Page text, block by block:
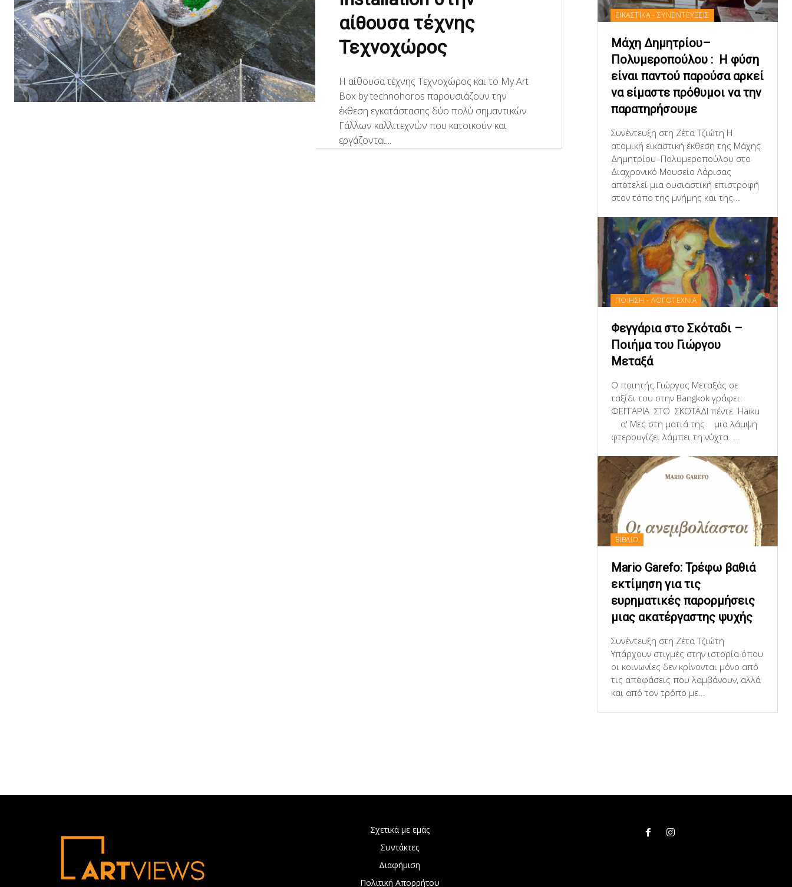
αίθουσα τέχνης
Τεχνοχώρος
Η αίθουσα τέχνης Τεχνοχώρος και το My Art
Box by technohoros παρουσιάζουν την
έκθεση εγκατάστασης δύο πολύ σημαντικών
Γάλλων καλλιτεχνών που κατοικούν και
εργάζονται...
ΕΙΚΑΣΤΙΚΑ - ΣΥΝΕΝΤΕΥΞΕΙΣ
Μάχη Δημητρίου–
Πολυμεροπούλου : Η φύση
είναι παντού παρούσα αρκεί
να είμαστε πρόθυμοι να την
παρατηρήσουμε
Συνέντευξη στη Ζέτα Τζιώτη Η
ατομική εικαστική έκθεση της Μάχης
Δημητρίου–Πολυμεροπούλου στο
Διαχρονικό Μουσείο Λάρισας
αποτελεί μια ουσιαστική επιστροφή
στον τόπο της μνήμης και της...
ΠΟΙΗΣΗ - ΛΟΓΟΤΕΧΝΙΑ
Φεγγάρια στο Σκόταδι –
Ποιήμα του Γιώργου
Μεταξά
Ο ποιητής Γιώργος Μεταξάς σε
ταξίδι του στην Bangkok γράφει:
ΦΕΓΓΑΡΙΑ ΣΤΟ ΣΚΟΤΑΔΙ πέντε Haiku
α' Μες στη ματιά της μια λάμψη
φτερουγίζει λάμπει τη νύχτα ...
ΒΙΒΛΙΟ
Mario Garefo: Τρέφω βαθιά
εκτίμηση για τις
ευρηματικές παρορμήσεις
μιας ακατέργαστης ψυχής
Συνέντευξη στη Ζέτα Τζιώτη
Υπάρχουν στιγμές στην ιστορία όπου
οι κοινωνίες δεν κρίνονται μόνο από
τις αποφάσεις που λαμβάνουν, αλλά
και από τον τρόπο με...
Σχετικά με εμάς
Συντάκτες
Διαφήμιση
Πολιτική Απορρήτου